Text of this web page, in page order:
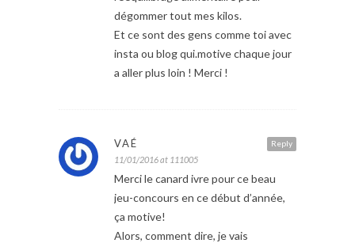
dégommer tout mes kilos.
Et ce sont des gens comme toi avec
insta ou blog qui.motive chaque jour
a aller plus loin ! Merci !
Reply
VAÉ
11/01/2016 at 111005
Merci le canard ivre pour ce beau
jeu-concours en ce début d’année,
ça motive!
Alors, comment dire, je vais